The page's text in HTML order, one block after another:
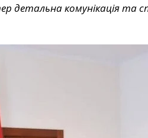
детальна комунікація та